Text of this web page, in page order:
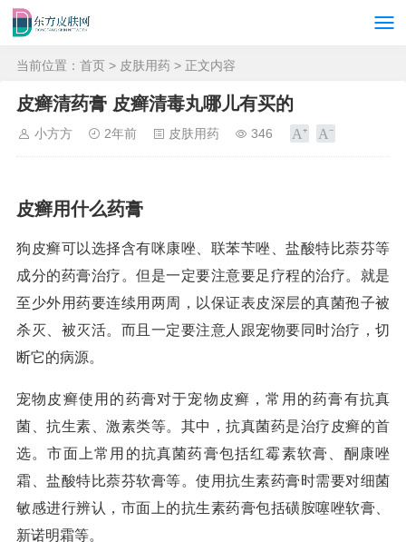
当前位置： 首页 > 皮肤用药 > 正文内容
皮癣清药膏 皮癣清毒丸哪儿有买的
小方方 2年前 皮肤用药 346
皮癣用什么药膏
狗皮癣可以选择含有咪康唑、联苯苄唑、盐酸特比萘芬等
成分的药膏治疗。但是一定要注意要足疗程的治疗。就是
至少外用药要连续用两周，以保证表皮深层的真菌孢子被
杀灭、被灭活。而且一定要注意人跟宠物要同时治疗，切
断它的病源。
宠物皮癣使用的药膏对于宠物皮癣，常用的药膏有抗真
菌、抗生素、激素类等。其中，抗真菌药是治疗皮癣的首
选。市面上常用的抗真菌药膏包括红霉素软膏、酮康唑
霜、盐酸特比萘芬软膏等。使用抗生素药膏时需要对细菌
敏感进行辨认，市面上的抗生素药膏包括磺胺噻唑软膏、
新诺明霜等。